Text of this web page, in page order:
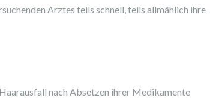
Arztes teils schnell, teils allmählich ihre
nach Absetzen ihrer Medikamente